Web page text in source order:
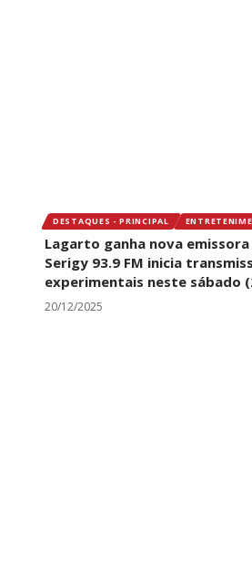
DESTAQUES - PRINCIPAL
Lagarto ganha nova
Serigy 93.9 FM inicia
experimentais neste sábado
20/12/2025